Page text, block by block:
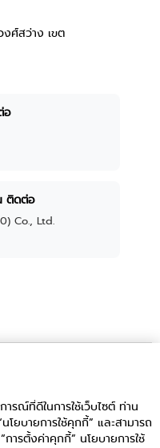
งศ์สว่าง เขต
อ
ติดต่อ
Co., Ltd.
ารณ์ที่ดีในการใช้เว็บไซต์ ท่าน
โยบายการใช้คุกกี้” และสามารถ
ารตั้งค่าคุกกี้” นโยบายการใช้